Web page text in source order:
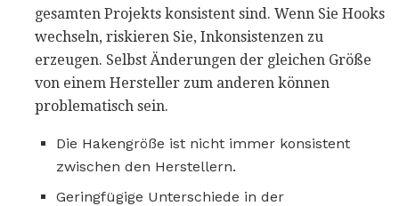
gesamten Projekts konsistent sind. Wenn Sie Hooks
wechseln, riskieren Sie, Inkonsistenzen zu
erzeugen. Selbst Änderungen der gleichen Größe
von einem Hersteller zum anderen können
problematisch sein.
Die Hakengröße ist nicht immer konsistent
zwischen den Herstellern.
Geringfügige Unterschiede in der